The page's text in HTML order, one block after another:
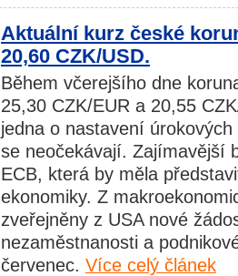
Aktuální kurz české
20,60 CZK/USD.
Během včerejšího dne
25,30 CZK/EUR a 20,55
jedna o nastavení
se neočekávají. Zajímavější
ECB, která by měla
ekonomiky. Z
zveřejněny z USA nové
nezaměstnanosti a
červenec. Více celý článek